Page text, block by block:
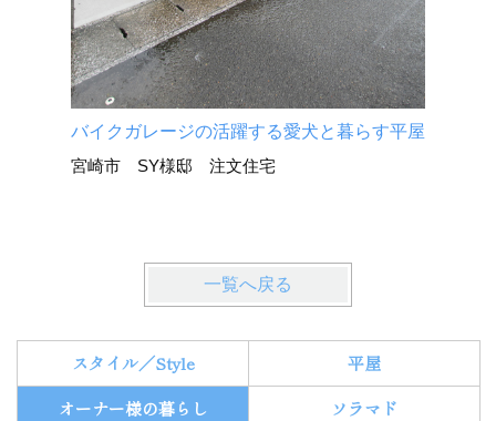
バイクガレージの活躍する愛犬と暮らす平屋
宮崎市 SY様邸 注文住宅
一覧へ戻る
スタイル／Style
平屋
オーナー様の暮らし
ソラマド